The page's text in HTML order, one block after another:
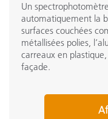
Un
automatiquement la
surfaces couchées
métallisées polies,
carreaux en
façade.